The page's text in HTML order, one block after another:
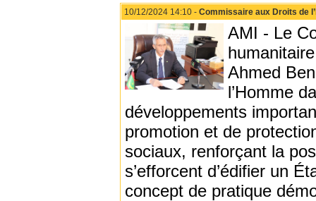
10/12/2024 14:10 - Commissaire aux Droits de
AMI - Le
Ahmed
l’Homme
développements
promotion et de
sociaux, renforçant la
s’efforcent d’édifier un
concept de pratique